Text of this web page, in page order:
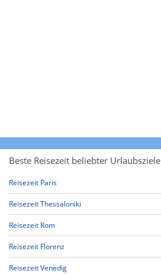
Beste Reisezeit beliebter Urlaubsziele
Reisezeit Paris
Reisezeit Thessaloniki
Reisezeit Rom
Reisezeit Florenz
Reisezeit Venedig